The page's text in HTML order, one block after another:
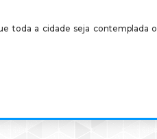
toda a cidade seja contemplada o